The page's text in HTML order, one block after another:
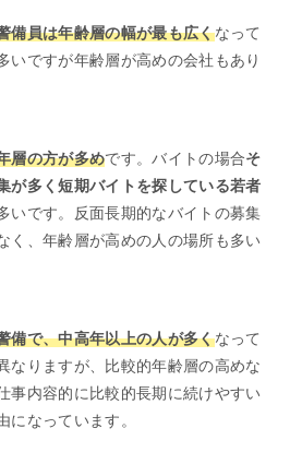
備員は年齢層の幅が最も広くなって
いですが年齢層が高めの会社もあり
層の方が多めです。バイトの場合そ
が多く短期バイトを探している若者
いです。反面長期的なバイトの募集
く、年齢層が高めの人の場所も多い
備で、中高年以上の人が多くなって
なりますが、比較的年齢層の高めな
事内容的に比較的長期に続けやすい
になっています。